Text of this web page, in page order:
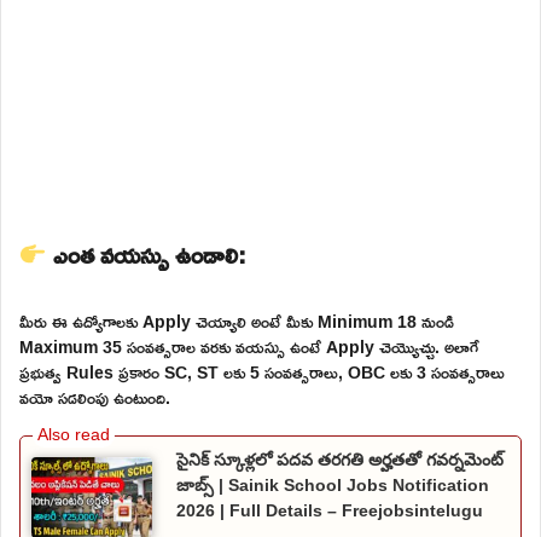
ఎంత వయస్సు ఉండాలి:
మీరు ఈ ఉద్యోగాలకు Apply చెయ్యాలి అంటే మీకు Minimum 18 నుండి
Maximum 35 సంవత్సరాల వరకు వయస్సు ఉంటే Apply చెయ్యొచ్చు. అలాగే
ప్రభుత్వ Rules ప్రకారం SC, ST లకు 5 సంవత్సరాలు, OBC లకు 3 సంవత్సరాలు
వయో సడలింపు ఉంటుంది.
సైనిక్ స్కూళ్లలో పదవ తరగతి అర్హతతో గవర్నమెంట్
జాబ్స్ | Sainik School Jobs Notification
2026 | Full Details – Freejobsintelugu